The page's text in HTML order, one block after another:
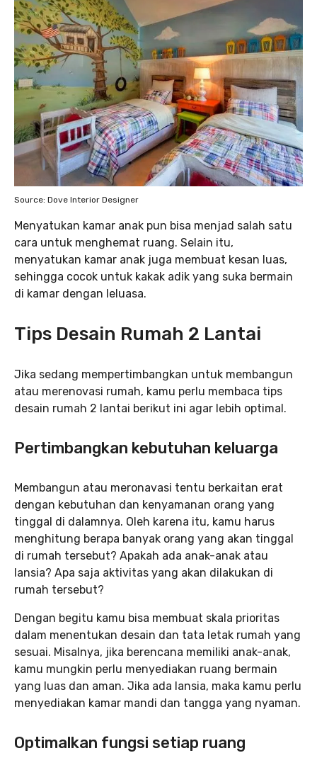
Source: Dove Interior Designer
Menyatukan kamar anak pun bisa menjad salah satu
cara untuk menghemat ruang. Selain itu,
menyatukan kamar anak juga membuat kesan luas,
sehingga cocok untuk kakak adik yang suka bermain
di kamar dengan leluasa.
Tips Desain Rumah 2 Lantai
Jika sedang mempertimbangkan untuk membangun
atau merenovasi rumah, kamu perlu membaca tips
desain rumah 2 lantai berikut ini agar lebih optimal.
Pertimbangkan kebutuhan keluarga
Membangun atau meronavasi tentu berkaitan erat
dengan kebutuhan dan kenyamanan orang yang
tinggal di dalamnya. Oleh karena itu, kamu harus
menghitung berapa banyak orang yang akan tinggal
di rumah tersebut? Apakah ada anak-anak atau
lansia? Apa saja aktivitas yang akan dilakukan di
rumah tersebut?
Dengan begitu kamu bisa membuat skala prioritas
dalam menentukan desain dan tata letak rumah yang
sesuai. Misalnya, jika berencana memiliki anak-anak,
kamu mungkin perlu menyediakan ruang bermain
yang luas dan aman. Jika ada lansia, maka kamu perlu
menyediakan kamar mandi dan tangga yang nyaman.
Optimalkan fungsi setiap ruang